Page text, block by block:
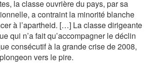
la classe ouvrière du pays, par sa
a contraint la minorité blanche
à l’apartheid. […] La classe dirigeante
qui n’a fait qu’accompagner le déclin
consécutif à la grande crise de 2008,
vers le pire.